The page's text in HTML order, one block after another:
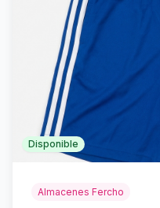
Disponible
Almacenes Fercho